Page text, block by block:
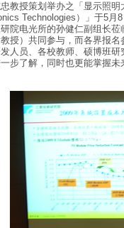
教授策划举办之「显示照
Technologies）」于5月
院电光所的孙健仁副组长
授）共同参与，而各界报
人员、各校教师、硕博班
步了解，同时也更能掌握未